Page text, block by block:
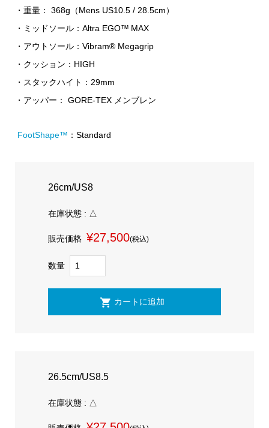
・重量： 368g（Mens US10.5 / 28.5cm）
・ミッドソール：Altra EGO™ MAX
・アウトソール：Vibram® Megagrip
・クッション：HIGH
・スタックハイト：29mm
・アッパー： GORE-TEX メンブレン
FootShape™ ：Standard
26cm/US8
在庫状態 : △
販売価格 ¥27,500(税込)
数量
26.5cm/US8.5
在庫状態 : △